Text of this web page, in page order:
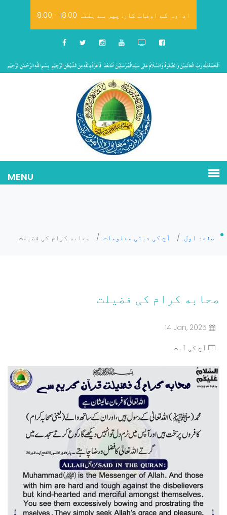
8.00 - 18.00 ادارہ کے اوقات کار: پیر سے ہفتہ
صفحۂ اول / آج کی دینی معلومات / صحابه کرام کی فضیلت
صحابه کرام کی فضیلت
14 Jan, 2025
آج کی آیت